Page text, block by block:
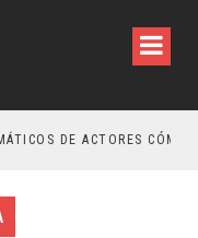
DE ACTORES CÓMICOS